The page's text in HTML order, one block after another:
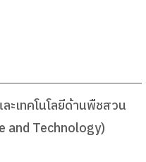
เทคโนโลยีด้านพืชสวน
and Technology)